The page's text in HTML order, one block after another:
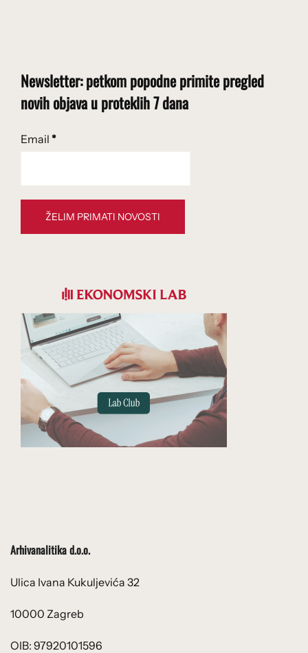
Newsletter: petkom popodne primite pregled
novih objava u proteklih 7 dana
Email *
Arhivanalitika d.o.o.
Ulica Ivana Kukuljevića 32
10000 Zagreb
OIB: 97920101596